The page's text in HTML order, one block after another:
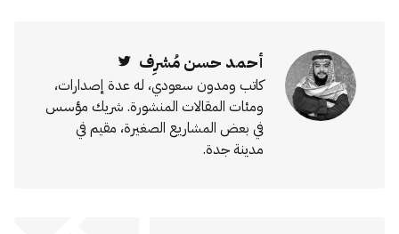
أحمد حسن مُشرِف
كاتب ومدون سعودي، له عدة إصدارات،
ومئات المقالات المنشورة. شريك مؤسس
في بعض المشاريع الصغيرة، مقيم في
مدينة جدة.